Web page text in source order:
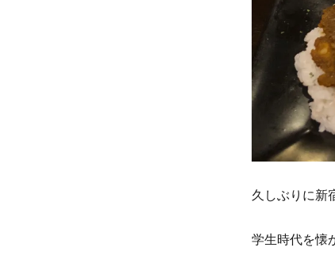
久しぶりに新
学生時代を懐